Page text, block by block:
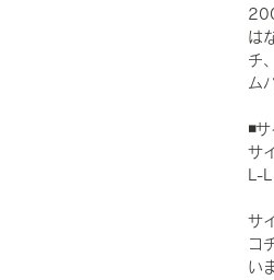
は
チ
ム
◾️
サ
L-
サ
コ
い